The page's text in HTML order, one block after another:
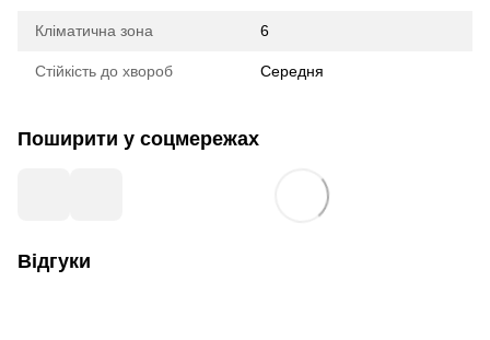
Кліматична зона 6
Стійкість до хвороб Середня
Поширити у соцмережах
Відгуки